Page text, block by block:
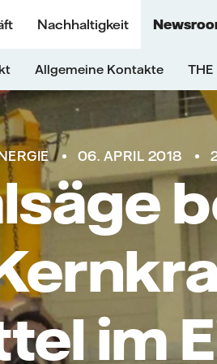
Nachhaltigkeit
Allgemeine Kontakte
06. APRIL 2018
im